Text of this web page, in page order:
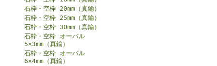
石枠・空枠 20mm（真鍮）
石枠・空枠 25mm（真鍮）
石枠・空枠 30mm（真鍮）
石枠・空枠 オーバル
5×3mm（真鍮）
石枠・空枠 オーバル
6×4mm（真鍮）